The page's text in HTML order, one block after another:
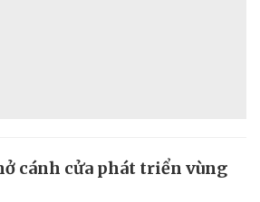
cánh cửa phát triển vùng